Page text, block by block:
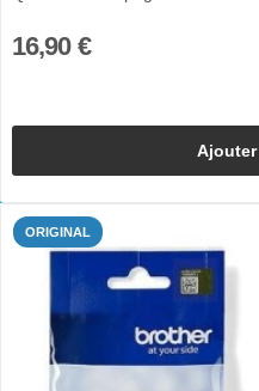
16,90 €
ORIGINAL